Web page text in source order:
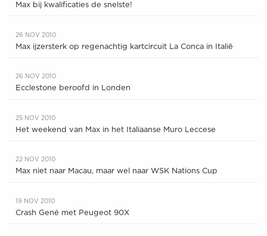
Max bij kwalificaties de snelste!
26 NOV 2010
Max ijzersterk op regenachtig kartcircuit La Conca in Italië
26 NOV 2010
Ecclestone beroofd in Londen
25 NOV 2010
Het weekend van Max in het Italiaanse Muro Leccese
22 NOV 2010
Max niet naar Macau, maar wel naar WSK Nations Cup
19 NOV 2010
Crash Gené met Peugeot 90X